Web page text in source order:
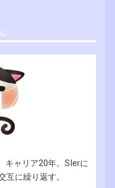
キャリア20年。SIerに
互に繰り返す。